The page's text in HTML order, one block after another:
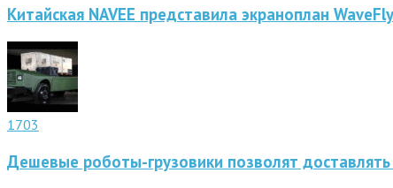
Китайская NAVEE представила экраноплан
1703
Дешевые роботы-грузовики позволят